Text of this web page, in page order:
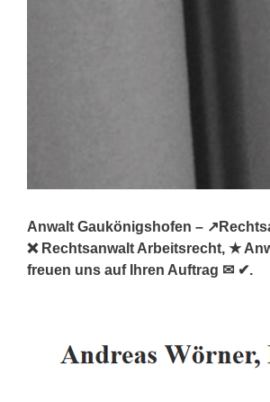
Anwalt Gaukönigshofen –
❌ Rechtsanwalt Arbeitsrecht, ★
freuen uns auf Ihren Auftrag ✉ ✔.